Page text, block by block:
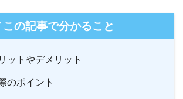
この記事で分かること
ットやデメリット
のポイント